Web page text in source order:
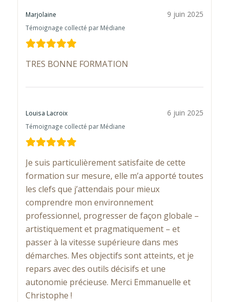
Marjolaine
Témoignage collecté par Médiane
9 juin 2025
TRES BONNE FORMATION
Louisa Lacroix
Témoignage collecté par Médiane
6 juin 2025
Je suis particulièrement satisfaite de cette
formation sur mesure, elle m’a apporté toutes
les clefs que j’attendais pour mieux
comprendre mon environnement
professionnel, progresser de façon globale –
artistiquement et pragmatiquement – et
passer à la vitesse supérieure dans mes
démarches. Mes objectifs sont atteints, et je
repars avec des outils décisifs et une
autonomie précieuse. Merci Emmanuelle et
Christophe !